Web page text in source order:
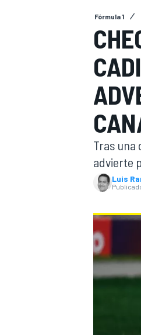
INDYCAR
MOTOGP
Fórmula 1
Tras una
advierte
Luis